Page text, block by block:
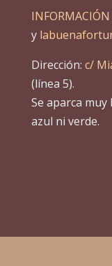
y
Dirección: c/
(línea 5).
Se aparca
azul ni verde.